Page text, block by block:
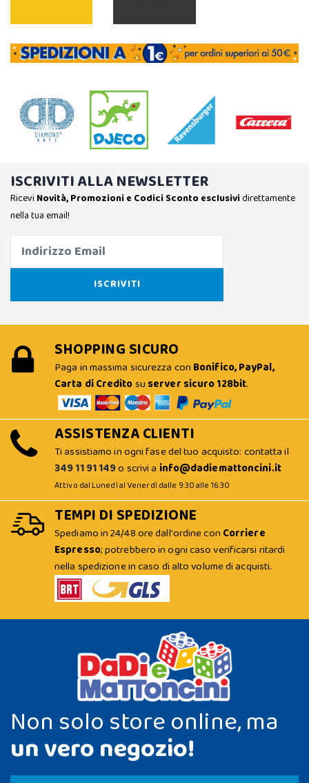
ISCRIVITI ALLA NEWSLETTER
Ricevi Novità, Promozioni e Codici Sconto esclusividirettamente
nella tua email!
SHOPPING SICURO
Paga in massima sicurezza con Bonifico, PayPal,
Carta di Creditosu server sicuro 128bit.
ASSISTENZA CLIENTI
Ti assistiamo in ogni fase del tuo acquisto: contatta il
349 11 91 149o scrivi a info@dadiemattoncini.it
Attivo dal Lunedì al Venerdì dalle 9:30 alle 16:30
TEMPI DI SPEDIZIONE
Spediamo in 24/48 ore dall'ordine con Corriere
Espresso; potrebbero in ogni caso verificarsi ritardi
nella spedizione in caso di alto volume di acquisti.
Non solo store online, ma
un vero negozio!